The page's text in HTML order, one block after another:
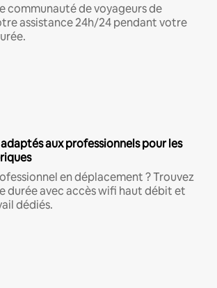
communauté de voyageurs de
assistance 24h/24 pendant votre
aux professionnels pour les
en déplacement ? Trouvez
durée avec accès wifi haut débit et
dédiés.